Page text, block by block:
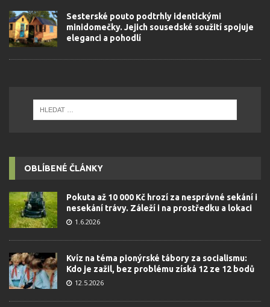
Sesterské pouto podtrhly identickými
minidomečky. Jejich sousedské soužití spojuje
eleganci a pohodlí
OBLÍBENÉ ČLÁNKY
Pokuta až 10 000 Kč hrozí za nesprávné sekání i
nesekání trávy. Záleží i na prostředku a lokaci
1.6.2026
Kvíz na téma pionýrské tábory za socialismu:
Kdo je zažil, bez problému získá 12 ze 12 bodů
12.5.2026